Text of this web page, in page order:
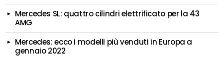
Mercedes SL: quattro cilindri elettrificato per la 43
AMG
Mercedes: ecco i modelli più venduti in Europa a
gennaio 2022